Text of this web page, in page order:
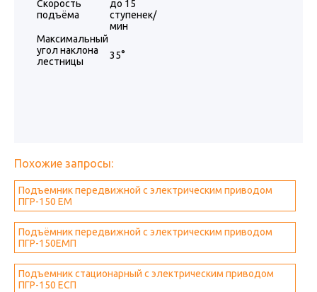
Скорость
подъёма
до 15
ступенек/
мин
Максимальный
угол наклона
лестницы
35°
Похожие запросы:
Подъемник передвижной с электрическим приводом
ПГР-150 ЕМ
Подъёмник передвижной с электрическим приводом
ПГР-150ЕМП
Подъемник стационарный с электрическим приводом
ПГР-150 ЕСП